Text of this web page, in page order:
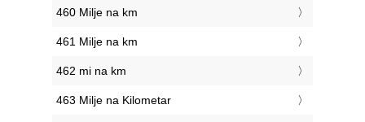
460 Milje na km
461 Milje na km
462 mi na km
463 Milje na Kilometar